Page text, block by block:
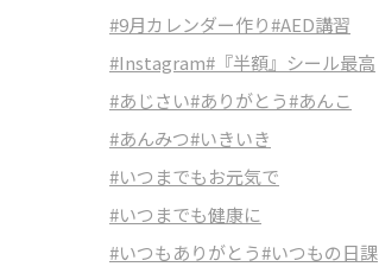
#9月カレンダー作り#AED講習
#Instagram#『半額』シール最高
#あじさい#ありがとう#あんこ
#あんみつ#いきいき
#いつまでもお元気で
#いつまでも健康に
#いつもありがとう#いつもの日課